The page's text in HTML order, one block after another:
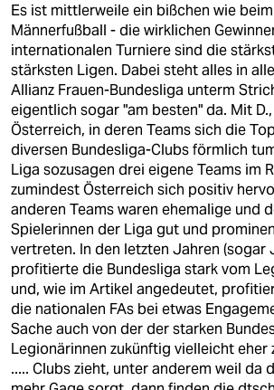
Es ist mittlerweile ein bißchen wie
Männerfußball - die wirklichen
internationalen Turniere sind die
stärksten Ligen. Dabei steht alles in
Allianz Frauen-Bundesliga unterm
eigentlich sogar "am besten" da. Mit
Österreich, in deren Teams sich die
diversen Bundesliga-Clubs förmlich
Liga sozusagen drei eigene Teams im
zumindest Österreich sich positiv
anderen Teams waren ehemalige und
Spielerinnen der Liga gut und
vertreten. In den letzten Jahren (sogar
profitierte die Bundesliga stark vom
und, wie im Artikel angedeutet,
die nationalen FAs bei etwas
Sache auch von der der starken
Legionärinnen zukünftig vielleicht eher
..... Clubs zieht, unter anderem weil da